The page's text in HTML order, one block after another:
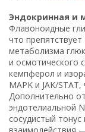
Эндокринная и
Флавоноидные
что
метаболизма
и осмотического
кемпферол и
MAPK и JAK/
Дополнительно
эндотелиальной
сосудистый